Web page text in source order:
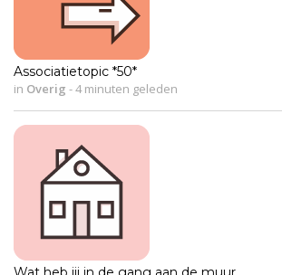
Associatietopic *50*
in Overig -4 minuten geleden